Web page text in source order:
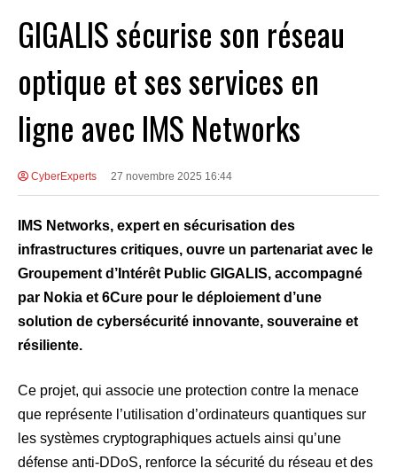
GIGALIS sécurise son réseau
optique et ses services en
ligne avec IMS Networks
CyberExperts 27 novembre 2025 16:44
IMS Networks, expert en sécurisation des
infrastructures critiques, ouvre un partenariat avec le
Groupement d’Intérêt Public GIGALIS, accompagné
par Nokia et 6Cure pour le déploiement d’une
solution de cybersécurité innovante, souveraine et
résiliente.
Ce projet, qui associe une protection contre la menace
que représente l’utilisation d’ordinateurs quantiques sur
les systèmes cryptographiques actuels ainsi qu’une
défense anti‑DDoS, renforce la sécurité du réseau et des